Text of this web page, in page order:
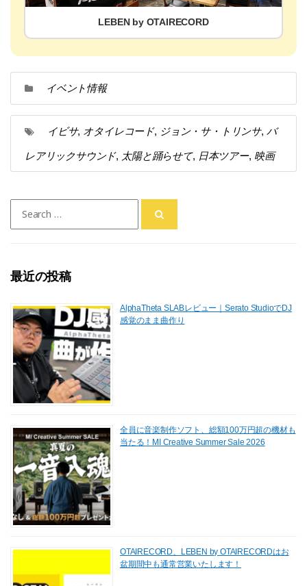
LEBEN by OTAIRECORD
イベント情報
イビサ, オタイレコード, ジョン・サ・トリンサ, バ
レアリックサウンド, 太陽と踊らせて, 日本ツアー, 映画
for:
最近の投稿
AlphaTheta SLABレビュー｜Serato StudioでDJ
感覚のまま曲作り
全員に音楽制作ソフト、総額100万円超の機材も
当たる！MI Creative Summer Sale 2026
OTAIRECORD、LEBEN by OTAIRECORDはお
盆期間中も通常営業いたします！